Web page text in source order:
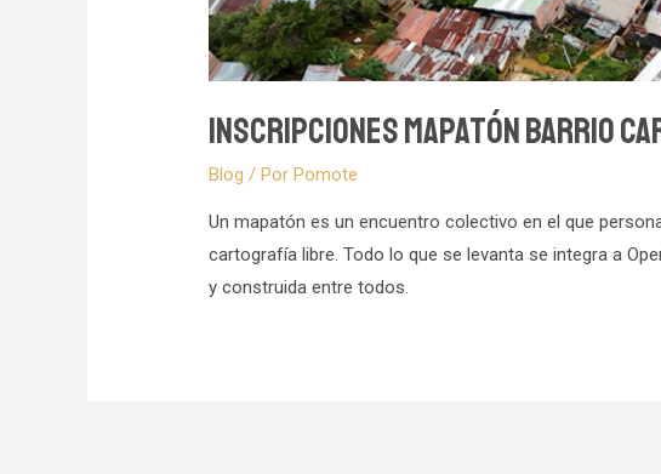
Inscripciones Mapatón Barrio
Blog / PorPomote
Un mapatón es un encuentro colectivo en el que
cartografía libre. Todo lo que se levanta se integra a
y construida entre todos.